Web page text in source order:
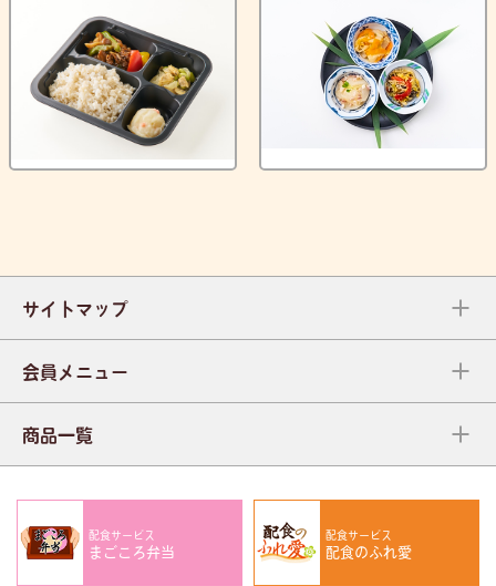
サイトマップ
会員メニュー
商品一覧
配食サービス
まごころ弁当
配食サービス
配食のふれ愛